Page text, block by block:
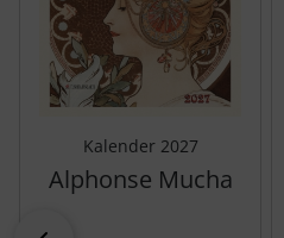
Kalender 2027
Alphonse Mucha